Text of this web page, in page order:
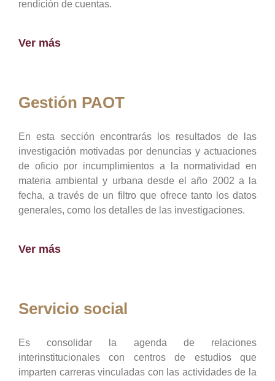
rendición de cuentas.
Ver más
Gestión PAOT
En esta sección encontrarás los resultados de las
investigación motivadas por denuncias y actuaciones
de oficio por incumplimientos a la normatividad en
materia ambiental y urbana desde el año 2002 a la
fecha, a través de un filtro que ofrece tanto los datos
generales, como los detalles de las investigaciones.
Ver más
Servicio social
Es consolidar la agenda de relaciones
interinstitucionales con centros de estudios que
imparten carreras vinculadas con las actividades de la